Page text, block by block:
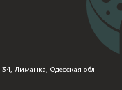
Лиманка, Одесская обл.